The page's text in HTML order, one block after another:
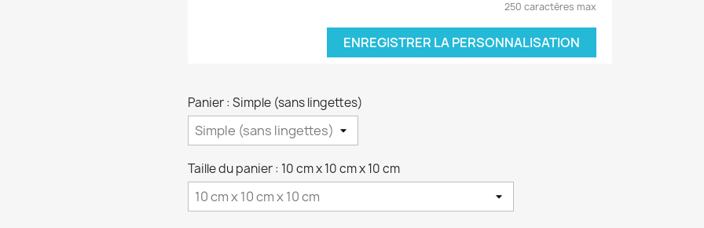
250 caractères max
ENREGISTRER LA PERSONNALISATION
Panier : Simple (sans lingettes)
Taille du panier : 10 cm x 10 cm x 10 cm